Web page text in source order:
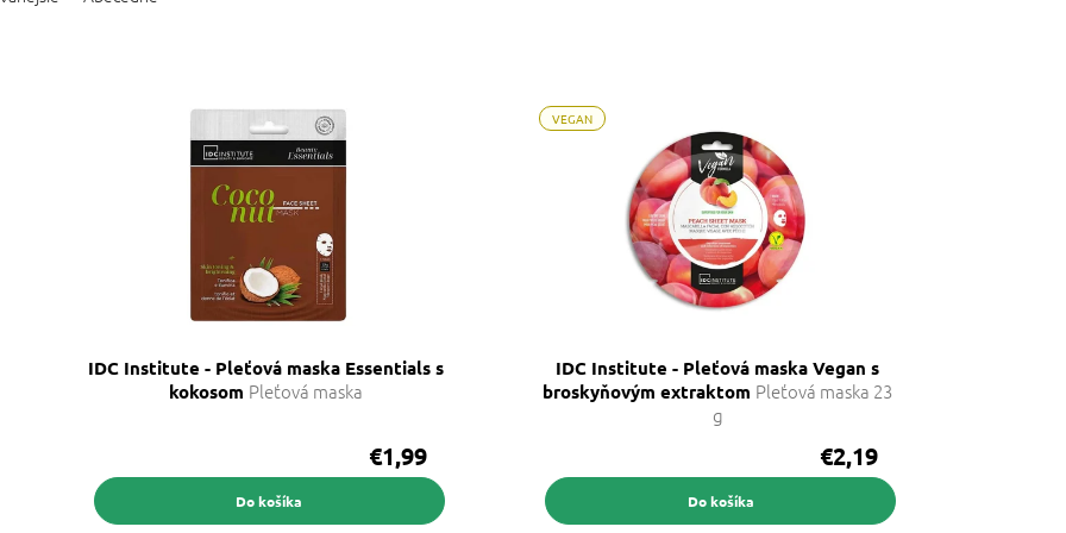
IDC Institute - Pleťová maska Essentials s
kokosom Pleťová maska
€1,99
Do košíka
VEGAN
IDC Institute - Pleťová maska Vegan s
broskyňovým extraktom Pleťová maska 23
g
€2,19
Do košíka